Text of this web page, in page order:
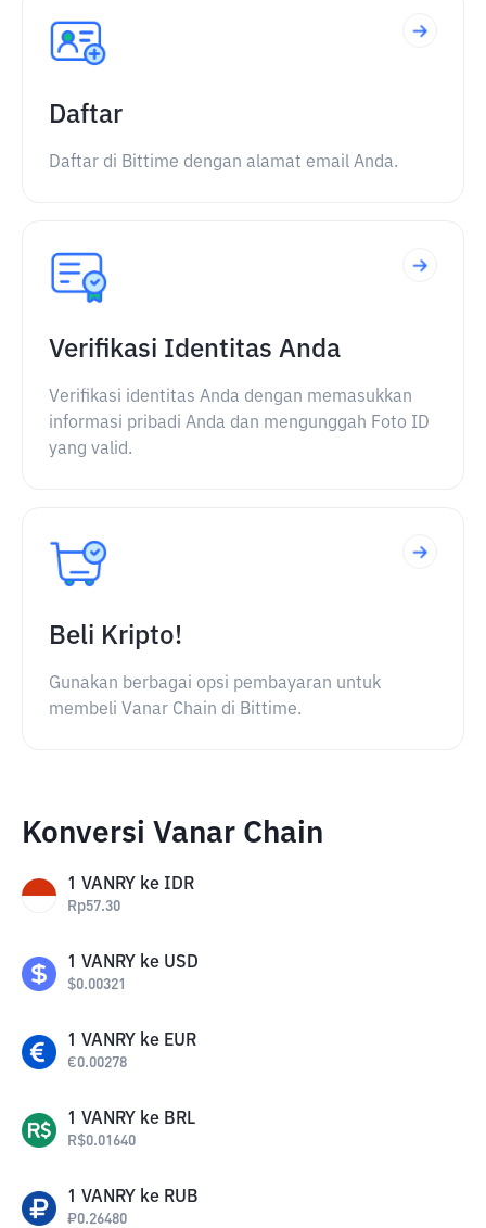
Daftar
Daftar di Bittime dengan alamat email Anda.
Verifikasi Identitas Anda
Verifikasi identitas Anda dengan memasukkan
informasi pribadi Anda dan mengunggah Foto ID
yang valid.
Beli Kripto!
Gunakan berbagai opsi pembayaran untuk
membeli Vanar Chain di Bittime.
Konversi Vanar Chain
1 VANRY ke IDR
Rp57.30
1 VANRY ke USD
$0.00321
1 VANRY ke EUR
€0.00278
1 VANRY ke BRL
R$0.01640
1 VANRY ke RUB
₽0.26480